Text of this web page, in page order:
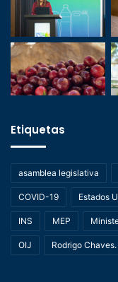
Etiquetas
asamblea legislativa
COVID-19 Estados
INS MEP
OIJ Rodrigo Chaves.